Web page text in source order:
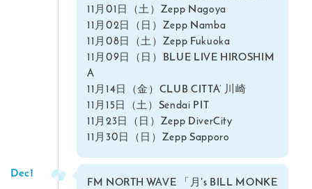
11月01日（土）Zepp Nagoya
11月02日（日）Zepp Namba
11月08日（土）Zepp Fukuoka
11月09日（日）BLUE LIVE HIROSHIM
A
11月14日（金）CLUB CITTA’ 川崎
11月15日（土）Sendai PIT
11月23日（日）Zepp DiverCity
11月30日（日）Zepp Sapporo
FM NORTH WAVE 「⽉ʼs BILL MONKE
Dec1